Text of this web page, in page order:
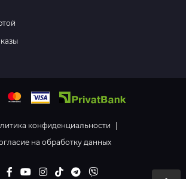
конфиденциальности
на обработку данных